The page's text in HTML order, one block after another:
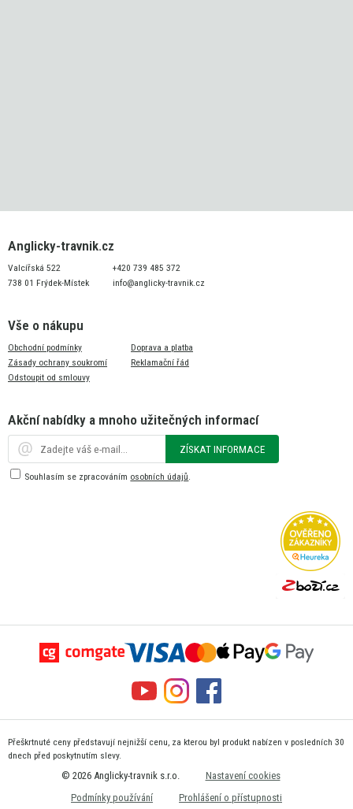
Anglicky-travnik.cz
Valcířská 522
738 01 Frýdek-Místek
+420 739 485 372
info@anglicky-travnik.cz
Vše o nákupu
Obchodní podmínky
Zásady ochrany soukromí
Odstoupit od smlouvy
Doprava a platba
Reklamační řád
Akční nabídky a mnoho užitečných informací
ZÍSKAT INFORMACE
Souhlasím se zpracováním osobních údajů
Přeškrtnuté ceny představují nejnižší cenu, za kterou byl produkt nabízen v posledních 30
dnech před poskytnutím slevy.
© 2026 Anglicky-travnik s.r.o.
Nastavení cookies
Podmínky používání
Prohlášení o přístupnosti